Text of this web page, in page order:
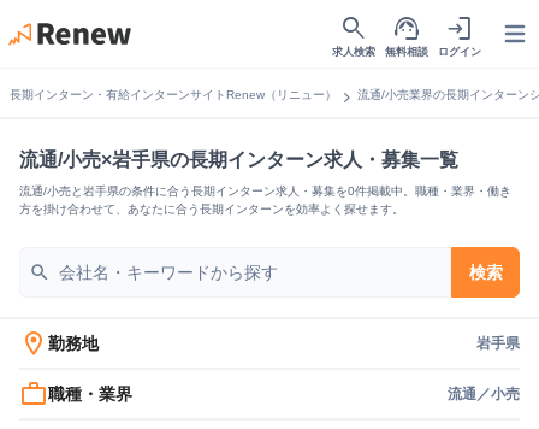
search
求人検索
support_agent
無料相談
login
ログイン
長期インターン・有給インターンサイトRenew（リニュー） chevron_right 流通/小売業界の長期インターン
流通/小売×岩手県の長期インターン求人・募集一覧
流通/小売と岩手県の条件に合う長期インターン求人・募集を0件掲載中。職種・業界・働き
方を掛け合わせて、あなたに合う長期インターンを効率よく探せます。
search 検索
location_on 勤務地 岩手県
work_outline職種・業界 流通／小売